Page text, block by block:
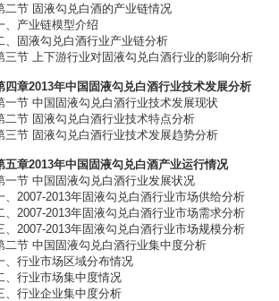
二节 固液勾兑白酒的产业链情况
、产业链模型介绍
、固液勾兑白酒行业产业链分析
三节 上下游行业对固液勾兑白酒行业的影响分析
四章2013年中国固液勾兑白酒行业技术发展分析
一节 中国固液勾兑白酒行业技术发展现状
二节 固液勾兑白酒行业技术特点分析
三节 固液勾兑白酒行业技术发展趋势分析
五章2013年中国固液勾兑白酒产业运行情况
一节 中国固液勾兑白酒行业发展状况
、2007-2013年固液勾兑白酒行业市场供给分析
、2007-2013年固液勾兑白酒行业市场需求分析
、2007-2013年固液勾兑白酒行业市场规模分析
二节 中国固液勾兑白酒行业集中度分析
、行业市场区域分布情况
、行业市场集中度情况
、行业企业集中度分析